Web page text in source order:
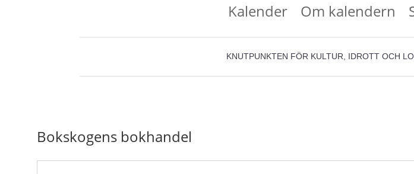
Kalender Om kalendern
KNUTPUNKTEN FÖR KULTUR, IDROTT OCH
Bokskogens bokhandel